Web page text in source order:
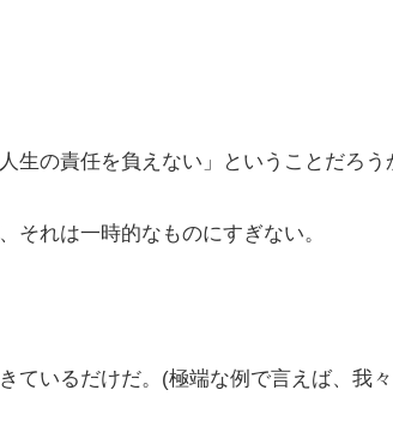
生の責任を負えない」ということだろう
それは一時的なものにすぎない。
ているだけだ。(極端な例で言えば、我